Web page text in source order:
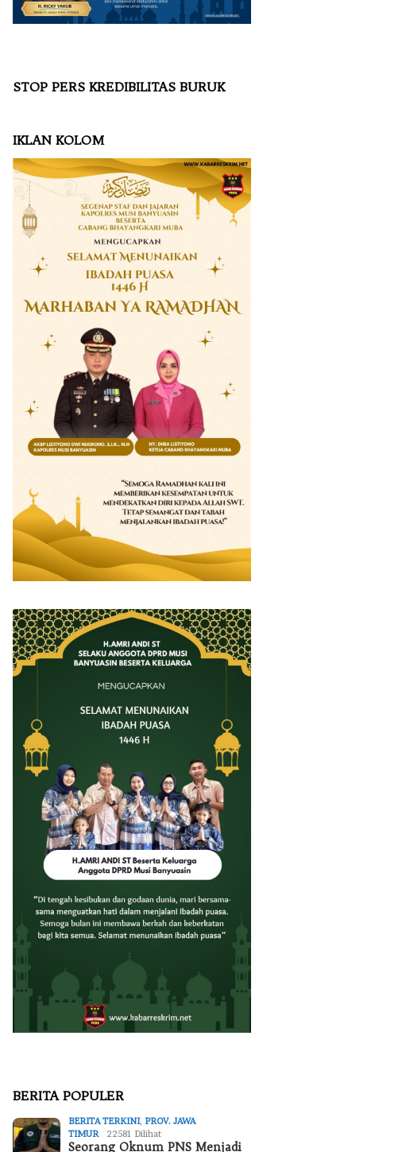
STOP PERS KREDIBILITAS BURUK
IKLAN KOLOM
BERITA POPULER
BERITA TERKINI,PROV. JAWA
TIMUR
22581 Dilihat
Seorang Oknum PNS Menjadi